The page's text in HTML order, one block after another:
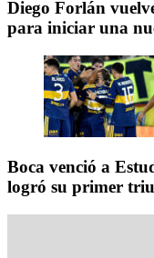
Diego Forlán
para iniciar una
Boca venció a
logró su primer